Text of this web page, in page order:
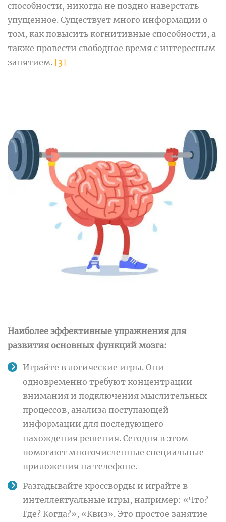
способности, никогда не поздно наверстать
упущенное. Существует много информации о
том, как повысить когнитивные способности, а
также провести свободное время с интересным
занятием. [3]
Наиболее эффективные упражнения для
развития основных функций мозга:
Играйте в логические игры. Они
одновременно требуют концентрации
внимания и подключения мыслительных
процессов, анализа поступающей
информации для последующего
нахождения решения. Сегодня в этом
помогают многочисленные специальные
приложения на телефоне.
Разгадывайте кроссворды и играйте в
интеллектуальные игры, например: «Что?
Где? Когда?», «Квиз». Это простое занятие